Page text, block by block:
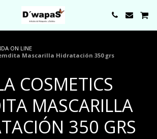
ON LINE
Mascarilla Hidratación 350 grs
COSMETICS
MASCARILLA
350 GRS